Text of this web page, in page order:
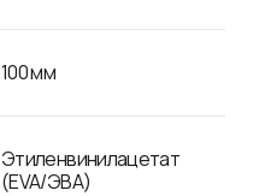
100мм
Этиленвинилацетат
(EVA/ЭВА)